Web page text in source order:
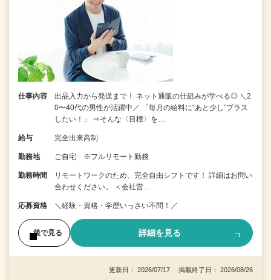
仕事内容
出品入力から発送まで！ ネット通販の仕組みが学べる◎ ＼2
0〜40代の男性が活躍中／ 「毎月の給料に“あと少し”プラス
したい！」 ⇒そんな〈目標〉を…
給与 完全出来高制
勤務地 ご自宅 ※フルリモート勤務
勤務時間
リモートワークのため、完全自由シフトです！ 詳細はお問い
合わせください。 ＜会社営…
応募資格 ＼経験・資格・学歴いっさい不問！／
後で見る 詳細を見る
更新日： 2026/07/17 掲載終了日： 2026/08/26